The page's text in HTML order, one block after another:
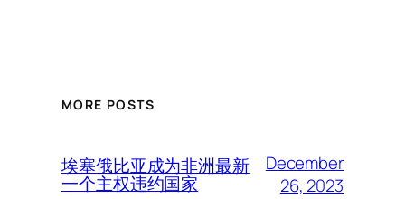
MORE POSTS
埃塞俄比亚成为非洲最新
一个主权违约国家
December
26, 2023